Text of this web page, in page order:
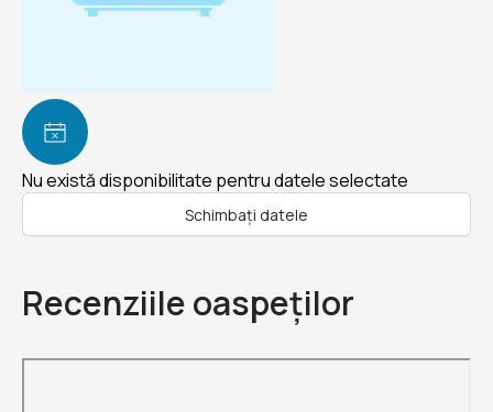
Nu există disponibilitate pentru datele selectate
Schimbați datele
Recenziile oaspeților